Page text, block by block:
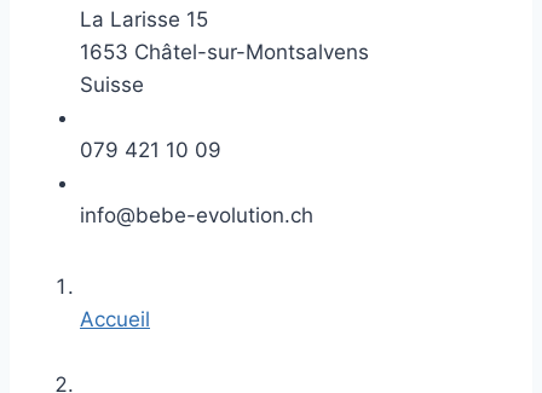
La Larisse 15
1653 Châtel-sur-Montsalvens
Suisse
079 421 10 09
info@bebe-evolution.ch
Accueil